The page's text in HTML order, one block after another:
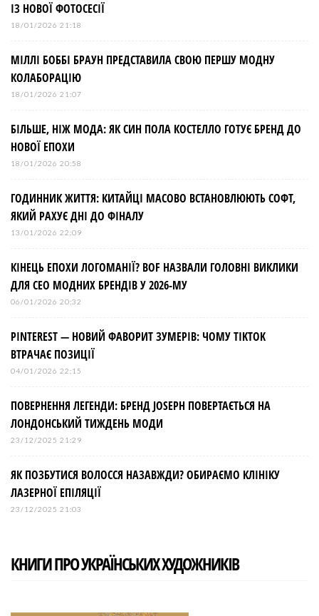
ІЗ НОВОЇ ФОТОСЕСІЇ
18/01/2026 21:18
МІЛЛІ БОББІ БРАУН ПРЕДСТАВИЛА СВОЮ ПЕРШУ МОДНУ
КОЛАБОРАЦІЮ
18/01/2026 21:07
БІЛЬШЕ, НІЖ МОДА: ЯК СИН ПОЛА КОСТЕЛЛО ГОТУЄ БРЕНД ДО
НОВОЇ ЕПОХИ
18/01/2026 20:58
ГОДИННИК ЖИТТЯ: КИТАЙЦІ МАСОВО ВСТАНОВЛЮЮТЬ СОФТ,
ЯКИЙ РАХУЄ ДНІ ДО ФІНАЛУ
13/01/2026 22:09
КІНЕЦЬ ЕПОХИ ЛОГОМАНІЇ? BOF НАЗВАЛИ ГОЛОВНІ ВИКЛИКИ
ДЛЯ СЕО МОДНИХ БРЕНДІВ У 2026-МУ
06/01/2026 20:32
PINTEREST — НОВИЙ ФАВОРИТ ЗУМЕРІВ: ЧОМУ TIKTOK
ВТРАЧАЄ ПОЗИЦІЇ
04/01/2026 22:15
ПОВЕРНЕННЯ ЛЕГЕНДИ: БРЕНД JOSEPH ПОВЕРТАЄТЬСЯ НА
ЛОНДОНСЬКИЙ ТИЖДЕНЬ МОДИ
23/12/2025 21:29
ЯК ПОЗБУТИСЯ ВОЛОССЯ НАЗАВЖДИ? ОБИРАЄМО КЛІНІКУ
ЛАЗЕРНОЇ ЕПІЛЯЦІЇ
23/12/2025 21:03
КНИГИ ПРО УКРАЇНСЬКИХ ХУДОЖНИКІВ